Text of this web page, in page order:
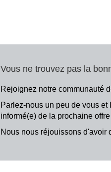
Vous ne trouvez pas la
Rejoignez notre communauté
Parlez-nous un peu de vous
informé(e) de la prochaine
Nous nous réjouissons d'avoir